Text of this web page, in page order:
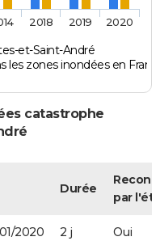
et-Saint-André
les zones inondées en
2018 2019 2020
catastrophe
Durée
par
2020 2 j Oui